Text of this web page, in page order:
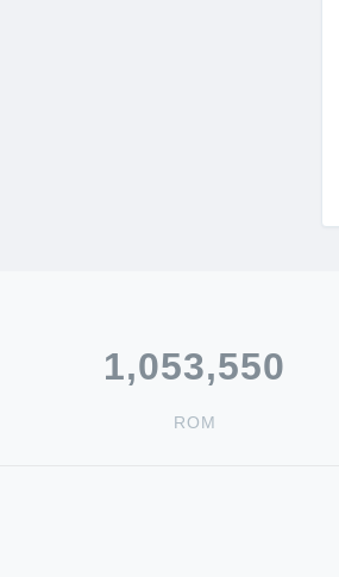
1,053,550
ROM